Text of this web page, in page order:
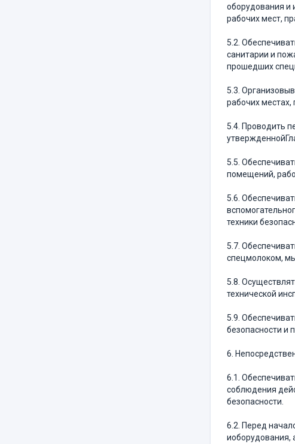
оборудования и
рабочих мест,
5.2.
санитарии и
прошедших
5.3.
рабочих местах,
5.4. Проводить
5.5.
помещений,
5.6.
техники
5.7.
спецмолоком,
5.8.
технической
5.9.
безопасности и
6.
6.1.
соблюдения
безопасности.
6.2. Перед
иоборудования,